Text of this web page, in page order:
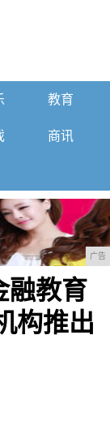
教育
商讯
广告
融教育
构推出